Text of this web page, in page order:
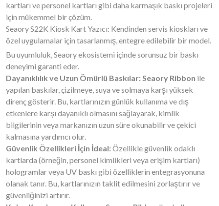
kartları ve personel kartları gibi daha karmaşık baskı projeleri
için mükemmel bir çözüm.
Seaory S22K Kiosk Kart Yazıcı: Kendinden servis kioskları ve
özel uygulamalar için tasarlanmış, entegre edilebilir bir model.
Bu uyumluluk, Seaory ekosistemi içinde sorunsuz bir baskı
deneyimi garanti eder.
Dayanıklılık ve Uzun Ömürlü Baskılar:Seaory Ribbon ile
yapılan baskılar, çizilmeye, suya ve solmaya karşı yüksek
direnç gösterir. Bu, kartlarınızın günlük kullanıma ve dış
etkenlere karşı dayanıklı olmasını sağlayarak, kimlik
bilgilerinin veya markanızın uzun süre okunabilir ve çekici
kalmasına yardımcı olur.
Güvenlik Özellikleri İçin İdeal:Özellikle güvenlik odaklı
kartlarda (örneğin, personel kimlikleri veya erişim kartları)
hologramlar veya UV baskı gibi özelliklerin entegrasyonuna
olanak tanır. Bu, kartlarınızın taklit edilmesini zorlaştırır ve
güvenliğinizi artırır.